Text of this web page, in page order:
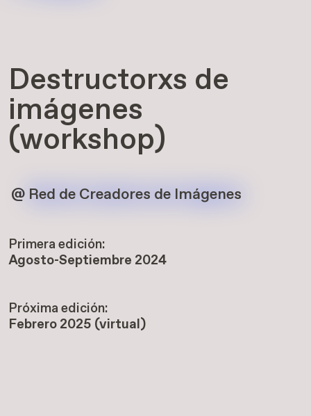
Destructorxs de
imágenes
(workshop)
@ Red de Creadores de Imágenes
Primera edición:
Agosto-Septiembre 2024
Próxima edición:
Febrero 2025 (virtual)